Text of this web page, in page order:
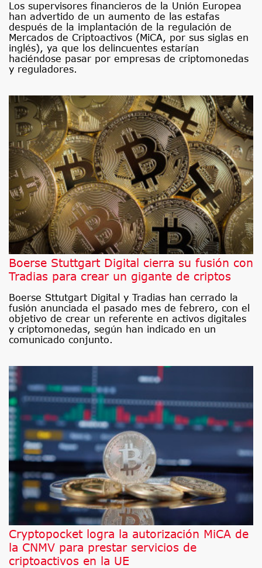
Los supervisores financieros de la Unión Europea
han advertido de un aumento de las estafas
después de la implantación de la regulación de
Mercados de Criptoactivos (MiCA, por sus siglas en
inglés), ya que los delincuentes estarían
haciéndose pasar por empresas de criptomonedas
y reguladores.
Boerse Stuttgart Digital cierra su fusión con
Tradias para crear un gigante de criptos
Boerse Sttutgart Digital y Tradias han cerrado la
fusión anunciada el pasado mes de febrero, con el
objetivo de crear un referente en activos digitales
y criptomonedas, según han indicado en un
comunicado conjunto.
Cryptopocket logra la autorización MiCA de
la CNMV para prestar servicios de
criptoactivos en la UE